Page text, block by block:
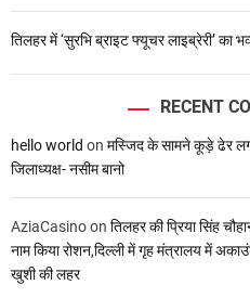
तिलहर में ‘सुरभि ब्राइट फ्यूचर लाइब्रेरी’ का
RECENT
hello world on मस्जिद के सामने कूड़े ढेर
जिलाध्यक्ष- नसीम बानो
AziaCasinoon तिलहर की प्रिया सिंह
नाम किया रोशन,दिल्ली में गृह मंत्रालय में
खुशी की लहर